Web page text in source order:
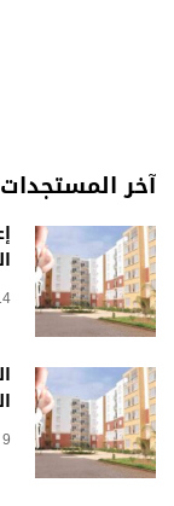
آخر المستجدات
14
9 يوليو، 2026